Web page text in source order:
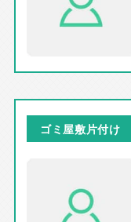
ゴミ屋敷片付け